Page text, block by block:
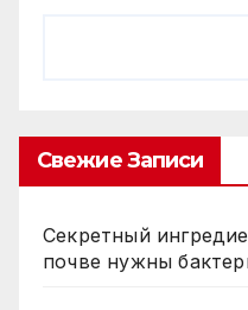
Свежие Записи
Секретный
почве нужны